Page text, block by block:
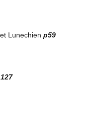
Lunechien p59